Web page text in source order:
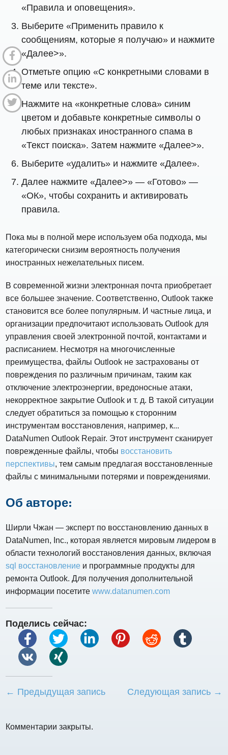
«Правила и оповещения».
Выберите «Применить правило к
сообщениям, которые я получаю» и нажмите
«Далее>».
Отметьте опцию «С конкретными словами в
теме или тексте».
Нажмите на «конкретные слова» синим
цветом и добавьте конкретные символы о
любых признаках иностранного спама в
«Текст поиска». Затем нажмите «Далее>».
Выберите «удалить» и нажмите «Далее».
Далее нажмите «Далее>» — «Готово» —
«ОК», чтобы сохранить и активировать
правила.
Пока мы в полной мере используем оба подхода, мы
категорически снизим вероятность получения
иностранных нежелательных писем.
В современной жизни электронная почта приобретает
все большее значение. Соответственно, Outlook также
становится все более популярным. И частные лица, и
организации предпочитают использовать Outlook для
управления своей электронной почтой, контактами и
расписанием. Несмотря на многочисленные
преимущества, файлы Outlook не застрахованы от
повреждения по различным причинам, таким как
отключение электроэнергии, вредоносные атаки,
некорректное закрытие Outlook и т. д. В такой ситуации
следует обратиться за помощью к сторонним
инструментам восстановления, например, к...
DataNumen Outlook Repair. Этот инструмент сканирует
поврежденные файлы, чтобы восстановить
перспективы, тем самым предлагая восстановленные
файлы с минимальными потерями и повреждениями.
Об авторе:
Ширли Чжан — эксперт по восстановлению данных в
DataNumen, Inc., которая является мировым лидером в
области технологий восстановления данных, включая
sql восстановление и программные продукты для
ремонта Outlook. Для получения дополнительной
информации посетитеwww.datanumen.com
Поделись сейчас:
← Предыдущая запись Следующая запись →
Комментарии закрыты.